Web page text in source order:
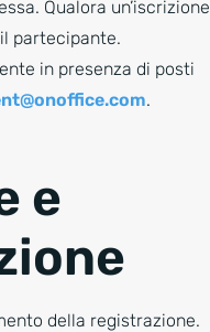
Qualora un’iscrizione
partecipante.
in presenza di posti
.
e
della registrazione.